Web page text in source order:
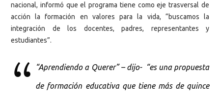
nacional, informó que el programa tiene como eje trasversal de
acción la formación en valores para la vida, “buscamos la
integración de los docentes, padres, representantes y
estudiantes”.
“Aprendiendo a Querer” – dijo- “es una propuesta
de formación educativa que tiene más de quince